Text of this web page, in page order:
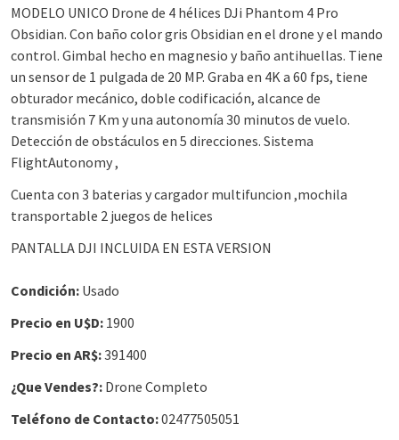
MODELO UNICO Drone de 4 hélices DJi Phantom 4 Pro
Obsidian. Con baño color gris Obsidian en el drone y el mando
control. Gimbal hecho en magnesio y baño antihuellas. Tiene
un sensor de 1 pulgada de 20 MP. Graba en 4K a 60 fps, tiene
obturador mecánico, doble codificación, alcance de
transmisión 7 Km y una autonomía 30 minutos de vuelo.
Detección de obstáculos en 5 direcciones. Sistema
FlightAutonomy ,
Cuenta con 3 baterias y cargador multifuncion ,mochila
transportable 2 juegos de helices
PANTALLA DJI INCLUIDA EN ESTA VERSION
Condición: Usado
Precio en U$D: 1900
Precio en AR$:391400
¿Que Vendes?: Drone Completo
Teléfono de Contacto:02477505051